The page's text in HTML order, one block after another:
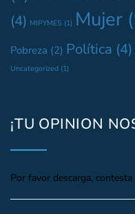
(4) MIPYMES (1) Mujer
Pobreza (2) Política (4)
Uncategorized (1)
¡TU OPINION
Por favor descarga,